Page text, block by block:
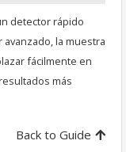
detector rápido
avanzado, la muestra
fácilmente en
más
Back to Guide